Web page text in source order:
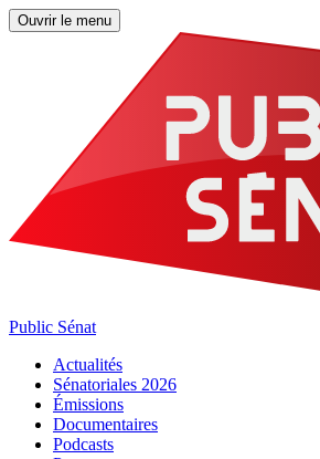
Ouvrir le menu
Public Sénat
Actualités
Sénatoriales 2026
Émissions
Documentaires
Podcasts